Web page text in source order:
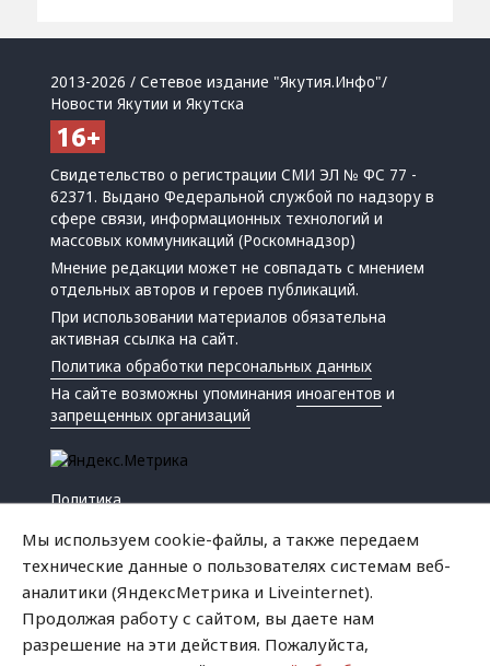
2013-2026 / Сетевое издание "Якутия.Инфо"/
Новости Якутии и Якутска
Свидетельство о регистрации СМИ ЭЛ № ФС 77 -
62371. Выдано Федеральной службой по надзору в
сфере связи, информационных технологий и
массовых коммуникаций (Роскомнадзор)
Мнение редакции может не совпадать с мнением
отдельных авторов и героев публикаций.
При использовании материалов обязательна
активная ссылка на сайт.
Политика обработки персональных данных
На сайте возможны упоминанияиноагентов и
запрещенных организаций
Политика
Мы используем cookie-файлы, а также передаем
технические данные о пользователях системам веб-
аналитики (ЯндексМетрика и Liveinternet).
Продолжая работу с сайтом, вы даете нам
разрешение на эти действия. Пожалуйста,